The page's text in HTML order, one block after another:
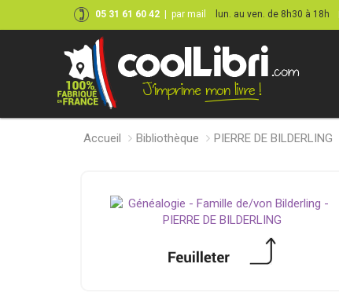
05 31 61 60 42 par mail lun. au ven. de 8h30 à 18h
Accueil Bibliothèque PIERRE DE BILDERLING